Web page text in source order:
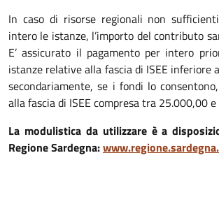
In caso di risorse regionali non
intero le istanze, l’importo del contributo
E’ assicurato il pagamento per intero
istanze relative alla fascia di ISEE inferiore
secondariamente, se i fondi lo
alla fascia di ISEE compresa tra 25.000,00
La modulistica da utilizzare è a
Regione Sardegna: